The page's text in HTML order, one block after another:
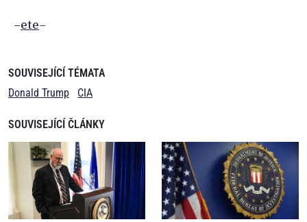
–ete–
SOUVISEJÍCÍ TÉMATA
Donald Trump
CIA
SOUVISEJÍCÍ ČLÁNKY